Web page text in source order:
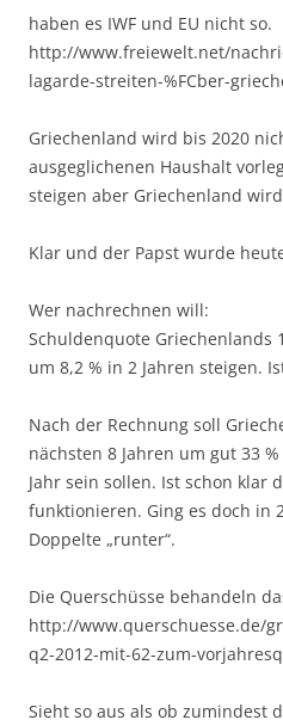
haben es IWF und EU nicht so.
http://www.freiewelt.net/
lagarde-streiten-%FCber-
Griechenland wird bis 2020
ausgeglichenen Haushalt
steigen aber Griechenland
Klar und der Papst wurde
Wer nachrechnen will:
Schuldenquote Griechenlands
um 8,2 % in 2 Jahren steigen.
Nach der Rechnung soll
nächsten 8 Jahren um gut 33
Jahr sein sollen. Ist schon klar
funktionieren. Ging es doch in
Doppelte „runter“.
Die Querschüsse behandeln
http://www.querschuesse.de/
q2-2012-mit-62-zum-
Sieht so aus als ob zumindest